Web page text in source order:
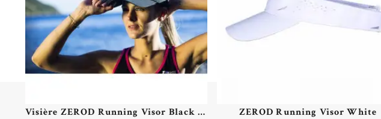
Visière ZEROD Running Visor Black Series ZEROD Running Visor White